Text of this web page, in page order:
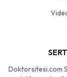
Doktorsitesi.com